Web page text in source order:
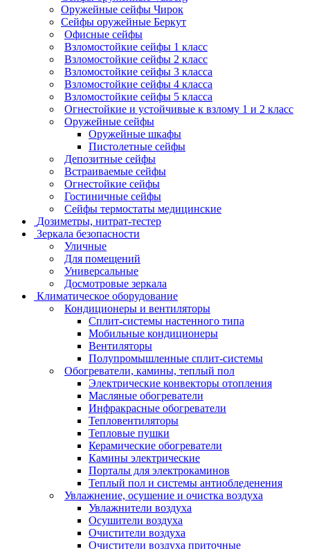
Оружейные сейфы Чирок
Сейфы оружейные Беркут
Офисные сейфы
Взломостойкие сейфы 1 класс
Взломостойкие сейфы 2 класс
Взломостойкие сейфы 3 класса
Взломостойкие сейфы 4 класса
Взломостойкие сейфы 5 класса
Огнестойкие и устойчивые к взлому 1 и 2 класс
Оружейные сейфы
Оружейные шкафы
Пистолетные сейфы
Депозитные сейфы
Встраиваемые сейфы
Огнестойкие сейфы
Гостиничные сейфы
Сейфы термостаты медицинские
Дозиметры, нитрат-тестер
Зеркала безопасности
Уличные
Для помещений
Универсальные
Досмотровые зеркала
Климатическое оборудование
Кондиционеры и вентиляторы
Сплит-системы настенного типа
Мобильные кондиционеры
Вентиляторы
Полупромышленные сплит-системы
Обогреватели, камины, теплый пол
Электрические конвекторы отопления
Масляные обогреватели
Инфракрасные обогреватели
Тепловентиляторы
Тепловые пушки
Керамические обогреватели
Камины электрические
Порталы для электрокаминов
Теплый пол и системы антиобледенения
Увлажнение, осушение и очистка воздуха
Увлажнители воздуха
Осушители воздуха
Очистители воздуха
Очистители воздуха приточные